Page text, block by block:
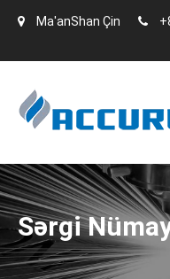
Ma'anShan Çin
Sərgi